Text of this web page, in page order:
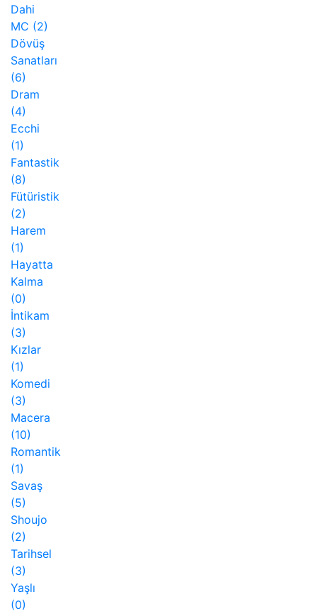
Dahi
MC (2)
Dövüş
Sanatları
(6)
Dram
(4)
Ecchi
(1)
Fantastik
(8)
Fütüristik
(2)
Harem
(1)
Hayatta
Kalma
(0)
İntikam
(3)
Kızlar
(1)
Komedi
(3)
Macera
(10)
Romantik
(1)
Savaş
(5)
Shoujo
(2)
Tarihsel
(3)
Yaşlı
(0)